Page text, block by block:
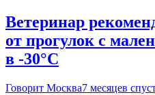
Ветеринар
от прогулок с
в -30°C
Говорит Москва7 месяцев